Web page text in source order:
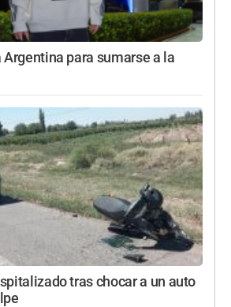
para sumarse a la
tras chocar a un auto